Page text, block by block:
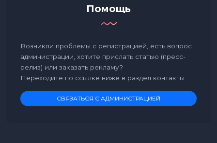
Помощь
Возникли проблемы с регистрацией, есть вопрос
администрации, хотите прислать статью (пресс-
релиз) или заказать рекламу?
Переходите по ссылке ниже в раздел контакты.
СВЯЗАТЬСЯ С АДМИНИСТРАЦИЕЙ